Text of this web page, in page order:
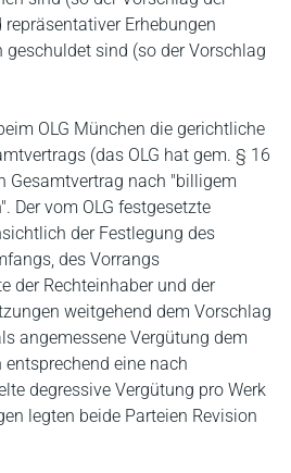
Erhebungen
geschuldet sind (so der Vorschlag
OLG München die gerichtliche
(das OLG hat gem. § 16
Gesamtvertrag nach "billigem
Der vom OLG festgesetzte
der Festlegung des
des Vorrangs
der Rechteinhaber und der
weitgehend dem Vorschlag
angemessene Vergütung dem
entsprechend eine nach
degressive Vergütung pro Werk
legten beide Parteien Revision